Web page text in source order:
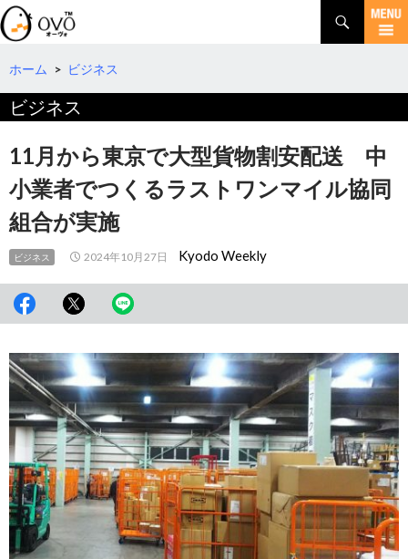
検
索
コ
テ
へ
ホーム > ビジネス
ビジネス
11月から東京で大型貨物割安配送 中
小業者でつくるラストワンマイル協同
組合が実施
ビジネス 2024年10月27日 Kyodo Weekly